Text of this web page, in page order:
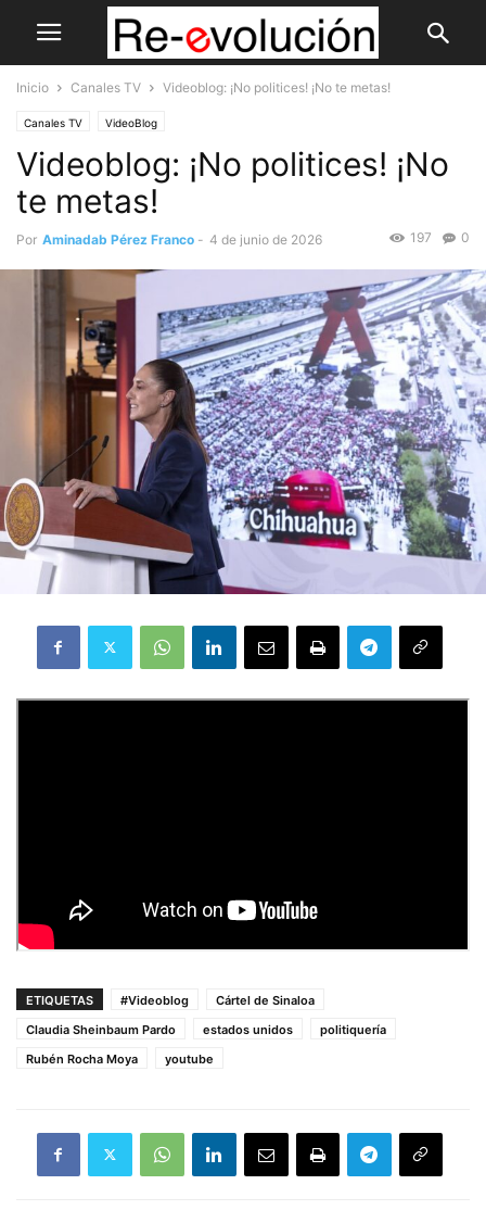
Inicio Canales TV Videoblog: ¡No politices! ¡No te metas!
Canales TV VideoBlog
Videoblog: ¡No politices! ¡No
te metas!
Por Aminadab Pérez Franco - 4 de junio de 2026 0
197
ETIQUETAS #Videoblog
Cártel de Sinaloa
Claudia Sheinbaum Pardo
estados unidos
politiquería
Rubén Rocha Moya
youtube